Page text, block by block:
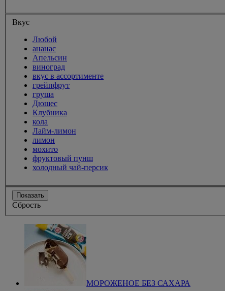
Вкус
Любой
ананас
Апельсин
виноград
вкус в ассортименте
грейпфрут
груша
Дюшес
Клубника
кола
Лайм-лимон
лимон
мохито
фруктовый пунш
холодный чай-персик
Показать
Сбрость
МОРОЖЕНОЕ БЕЗ САХАРА